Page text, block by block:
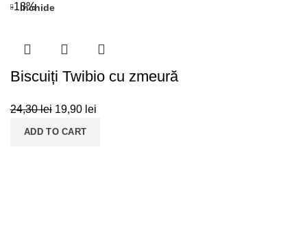
-18%
Inchide
Biscuiți Twibio cu zmeură
24,30lei 19,90 lei
ADD TO CART